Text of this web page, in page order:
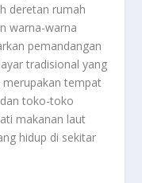
deretan rumah
warna-warna
pemandangan
tradisional yang
merupakan tempat
toko-toko
makanan laut
hidup di sekitar